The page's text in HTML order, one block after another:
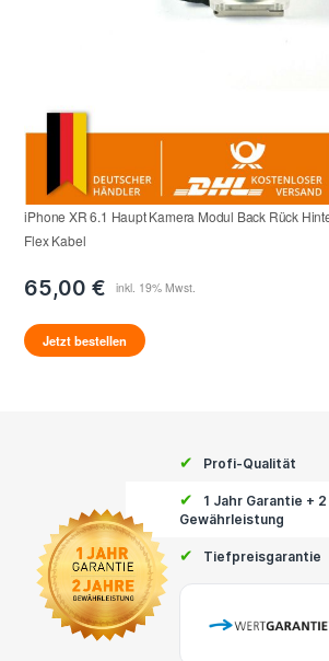
iPhone XR 6.1 Haupt Kamera Modul Back Rück
Flex Kabel
65,00 €
Jetzt bestellen
✔ Profi-Qualität
✔
1 Jahr Garantie +
Gewährleistung
✔ Tiefpreisgarantie